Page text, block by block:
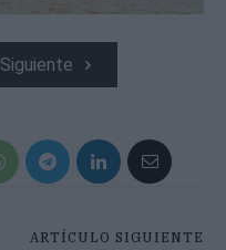
Siguiente
ARTÍCULO SIGUIENTE